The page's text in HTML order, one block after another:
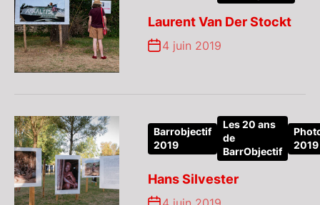
Laurent Van Der Stockt
4 juin 2019
Barrobjectif
2019
Les 20 ans
de
BarrObjectif
2019
Hans Silvester